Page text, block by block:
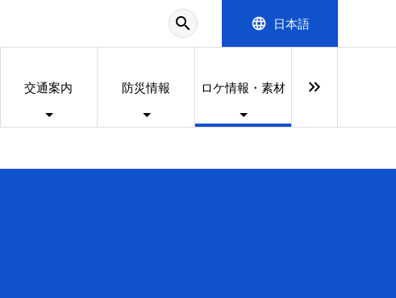
search language 日本語
交通案内 防災情報 ロケ情報・素材 keyboard_double_arrow_right